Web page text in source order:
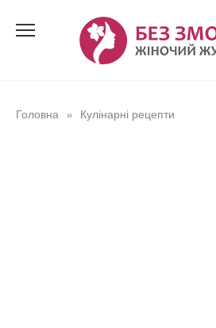
Головна » Кулінарні рецепти